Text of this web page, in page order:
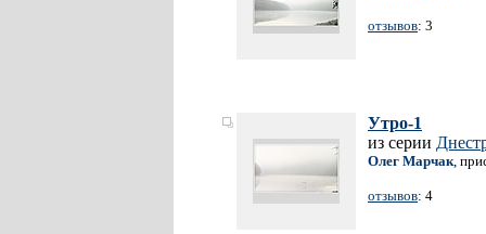
отзывов: 3
Утро-1
из серии
Олег Марчак,
отзывов: 4